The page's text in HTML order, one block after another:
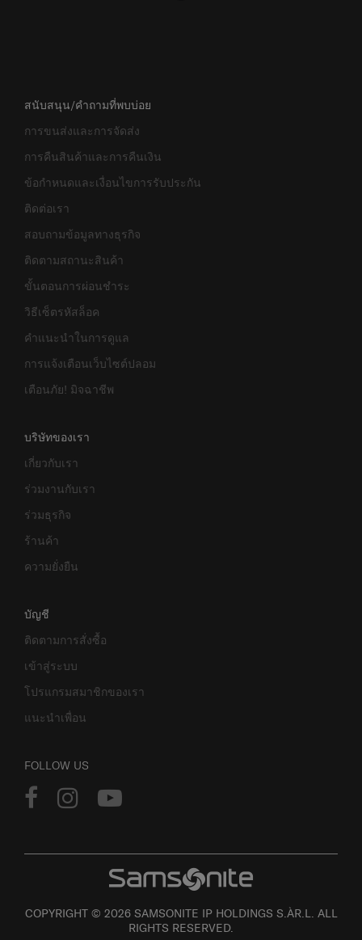
สนับสนุน/คำถามที่พบบ่อย
การขนส่งและการจัดส่ง
การคืนสินค้าและการคืนเงิน
ข้อกำหนดและเงื่อนไขการรับประกัน
ติดต่อเรา
สอบถามข้อมูลทางธุรกิจ
ติดตามสถานะสินค้า
ขั้นตอนการผ่อนชำระ
วิธีเซ็ตรหัสล็อค
คำแนะนำในการดูแล
การแจ้งเตือนเว็บไซต์ปลอม
เตือนภัย! มิจฉาชีพ
บริษัทของเรา
เกี่ยวกับเรา
ร่วมงานกับเรา
ร่วมธุรกิจ
ร้านค้า
ความยั่งยืน
บัญชี
ติดตามการสั่งซื้อ
เข้าสู่ระบบ
โปรแกรมสมาชิกของเรา
แนะนำเพื่อน
FOLLOW US
COPYRIGHT © 2026 SAMSONITE IP HOLDINGS S.ÀR.L. ALL
RIGHTS RESERVED.